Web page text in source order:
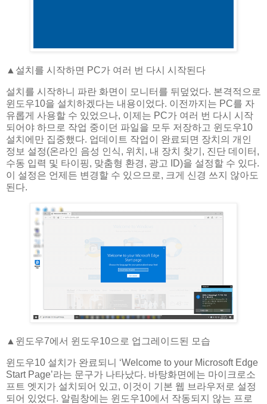
▲​설치를 시작하면 PC가 여러 번 다시 시작된다
설치를 시작하니 파란 화면이 모니터를 뒤덮었다. 본격적으로
윈도우10을 설치하겠다는 내용이었다. 이전까지는 PC를 자
유롭게 사용할 수 있었으나, 이제는 PC가 여러 번 다시 시작
되어야 하므로 작업 중이던 파일을 모두 저장하고 윈도우10
설치에만 집중했다. 업데이트 작업이 완료되면 장치의 개인
정보 설정(온라인 음성 인식, 위치, 내 장치 찾기, 진단 데이터,
수동 입력 및 타이핑, 맞춤형 환경, 광고 ID)을 설정할 수 있다.
이 설정은 언제든 변경할 수 있으므로, 크게 신경 쓰지 않아도
된다.
▲​윈도우7에서 윈도우10으로 업그레이드된 모습
윈도우10 설치가 완료되니 ‘Welcome to your Microsoft Edge
Start Page’라는 문구가 나타났다. 바탕화면에는 마이크로소
프트 엣지가 설치되어 있고, 이것이 기본 웹 브라우저로 설정
되어 있었다. 알림창에는 윈도우10에서 작동되지 않는 프로